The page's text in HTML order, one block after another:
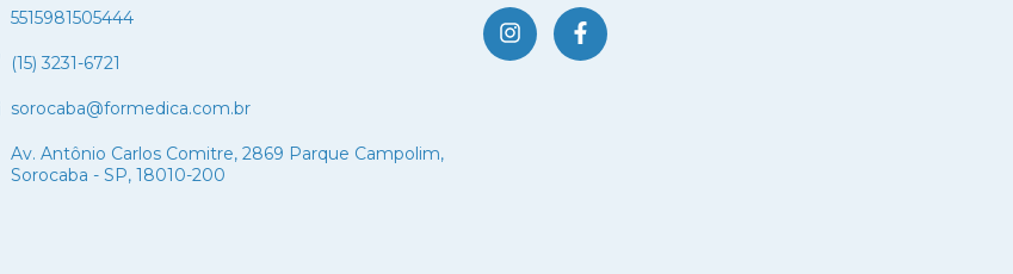
5515981505444
(15) 3231-6721
sorocaba@formedica.com.br
Av. Antônio Carlos Comitre, 2869 Parque Campolim,
Sorocaba - SP, 18010-200